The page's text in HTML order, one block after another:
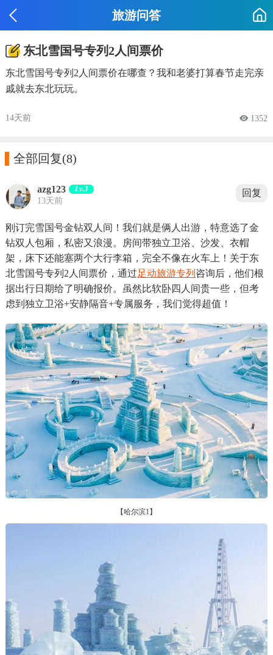
旅游问答
东北雪国号专列2人间票价
东北雪国号专列2人间票价在哪查？我和老婆打算春节走完亲
戚就去东北玩玩。
14天前  1352
全部回复(8)
azg123 Lv.3
13天前
回复
刚订完雪国号金钻双人间！我们就是俩人出游，特意选了金
钻双人包厢，私密又浪漫。房间带独立卫浴、沙发、衣帽
架，床下还能塞两个大行李箱，完全不像在火车上！关于东
北雪国号专列2人间票价，通过足动旅游专列 咨询后，他们根
据出行日期给了明确报价。虽然比软卧四人间贵一些，但考
虑到独立卫浴+安静隔音+专属服务，我们觉得超值！
【哈尔滨1】